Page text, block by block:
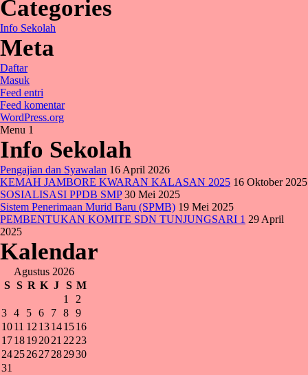
Categories
Info Sekolah
Meta
Daftar
Masuk
Feed entri
Feed komentar
WordPress.org
Menu 1
Info Sekolah
Pengajian dan Syawalan 16 April 2026
KEMAH JAMBORE KWARAN KALASAN 2025 16 Oktober 2025
SOSIALISASI PPDB SMP 30 Mei 2025
Sistem Penerimaan Murid Baru (SPMB) 19 Mei 2025
PEMBENTUKAN KOMITE SDN TUNJUNGSARI 1 29 April
2025
Kalendar
Agustus 2026
S S R K J S M
1
2
3 4 5 6 7 8 9
1011 12 13141516
1718192021 22 23
24252627282930
31